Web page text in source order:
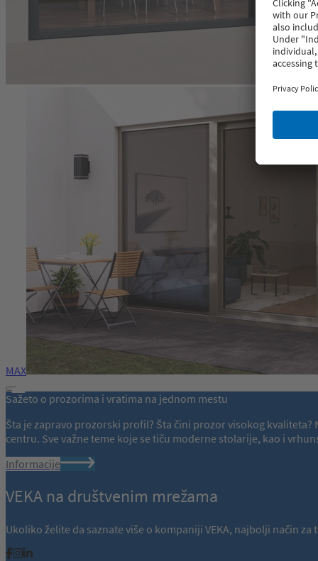
MAX
Sažeto o prozorima i vratima na jednom mestu
Šta je zapravo prozorski profil? Šta čini prozor visokog
centru. Sve važne teme koje se tiču moderne stolarije, kao i
Informacije
VEKA na društvenim mrežama
Ukoliko želite da saznate više o kompaniji VEKA, najbolji način